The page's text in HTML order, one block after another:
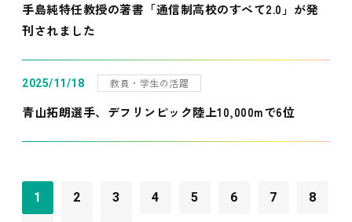
手島純特任教授の著書「通信制高校のすべて2.0」が発
刊されました
2025/11/18 教員・学生の活躍
青山拓朗選手、デフリンピック陸上10,000mで6位
1 2 3 4 5 6 7 8